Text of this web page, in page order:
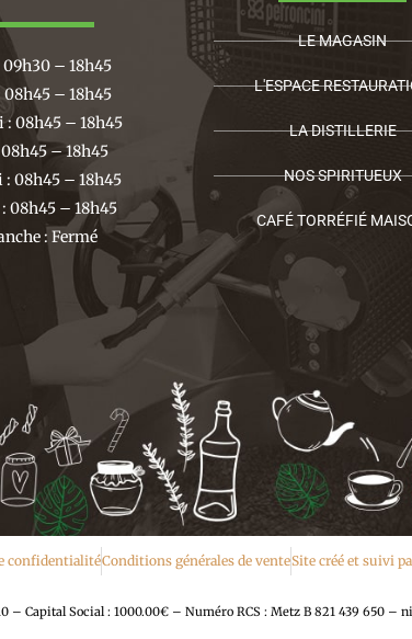
– 18h45
– 18h45
: 08h45 – 18h45
– 18h45
: 08h45 – 18h45
08h45 – 18h45
: Fermé
LE MAGASIN
L'ESPACE
LA DISTILLERIE
NOS SPIRITUEUX
CAFÉ TORRÉFIÉ
confidentialitéConditions générales de venteSite créé et suivi
– Capital Social : 1000.00€ – Numéro RCS : Metz B 821 439 650 –